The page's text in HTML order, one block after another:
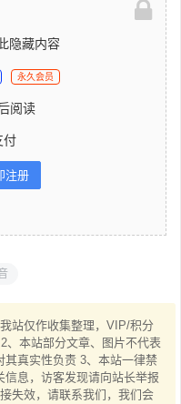
隐藏内容
永久会员
阅读
付
注册
站仅作收集整理，VIP/积分
、本站部分文章、图片不代表
真实性负责 3、本站一律禁
信息，访客发现请向站长举报
失效，请联系我们，我们会